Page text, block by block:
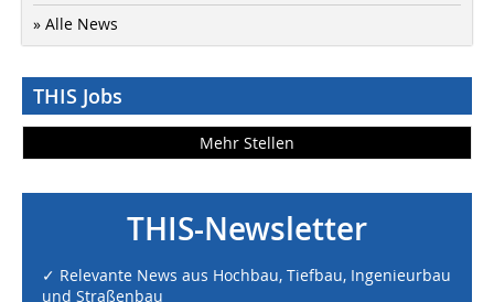
» Alle News
THIS Jobs
Mehr Stellen
THIS-Newsletter
✓ Relevante News aus Hochbau, Tiefbau, Ingenieurbau
und Straßenbau